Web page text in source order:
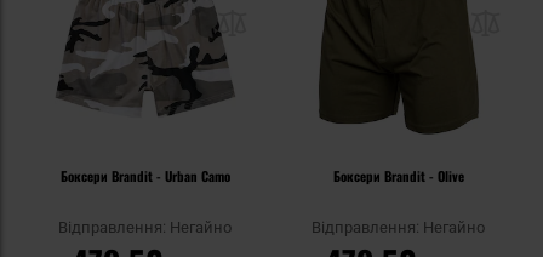
Боксери Brandit - Urban Camo
Відправлення: Негайно
Боксери Brandit - Olive
Відправлення: Негайно